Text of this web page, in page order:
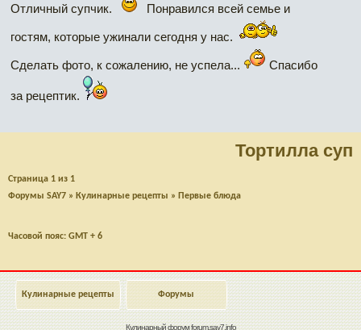
Отличный супчик. Понравился всей семье и
гостям, которые ужинали сегодня у нас.
Сделать фото, к сожалению, не успела... Спасибо
за рецептик.
Тортилла суп
Страница 1 из 1
Форумы SAY7 » Кулинарные рецепты » Первые блюда
Часовой пояс: GMT + 6
Кулинарные рецепты Форумы
Кулинарный форумforum.say7.info